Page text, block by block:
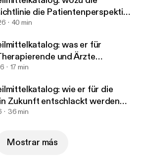
die Patientenperspektive
Zamoryn
40 min
was er für
und Ärzte
- Ingrid van Dijk
17 min
wie er für die
Zukunft entschlackt werden
Sautter-Müller
36 min
Mostrar más